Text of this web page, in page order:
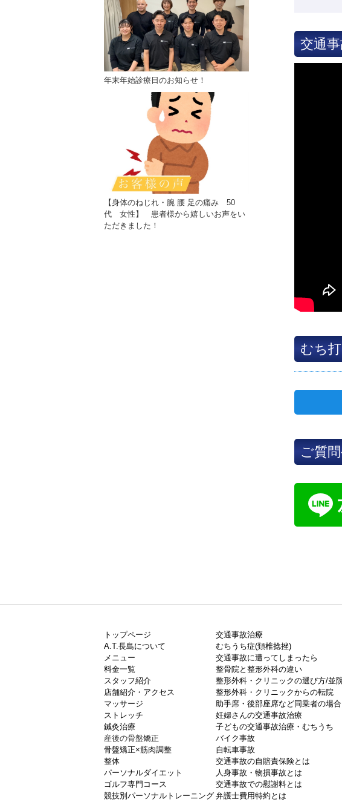
交通
むち
ご質
年末年始診療日のお知らせ！
【身体のねじれ・腕 腰 足の痛み 50
代 女性】 患者様から嬉しいお声をい
ただきました！
トップページ
A.T.長島について
メニュー
料金一覧
スタッフ紹介
店舗紹介・アクセス
マッサージ
ストレッチ
鍼灸治療
産後の骨盤矯正
骨盤矯正×筋肉調整
整体
パーソナルダイエット
ゴルフ専門コース
競技別パーソナルトレーニング
交通事故治療
むちうち症(頚椎捻挫)
交通事故に遭ってしまったら
整骨院と整形外科の違い
整形外科・クリニックの選び方/並
整形外科・クリニックからの転院
助手席・後部座席など同乗者の場合
妊婦さんの交通事故治療
子どもの交通事故治療・むちうち
バイク事故
自転車事故
交通事故の自賠責保険とは
人身事故・物損事故とは
交通事故での慰謝料とは
弁護士費用特約とは